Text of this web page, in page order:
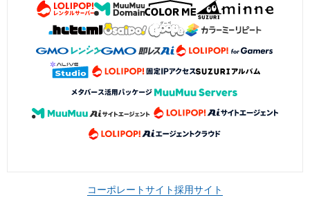
コーポレートサイト採用サイト